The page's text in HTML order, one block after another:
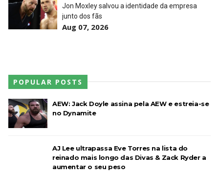
Dark Side of the Ring Season 7 Episode 4 “Necro
WWE Main Event, July 23, 2026
Unknown-Jul 26 2026
Throwback: Bret "The Hitman" Hart vs. Mr.
Perfect: SummerSlam 1991 - Intercontinental
Championship Match
Jon Moxley salvou a identidade da empresa
junto dos fãs
Aug 07, 2026
POPULAR POSTS
AEW: Jack Doyle assina pela AEW e estreia-se
no Dynamite
AJ Lee ultrapassa Eve Torres na lista do
reinado mais longo das Divas & Zack Ryder a
aumentar o seu peso